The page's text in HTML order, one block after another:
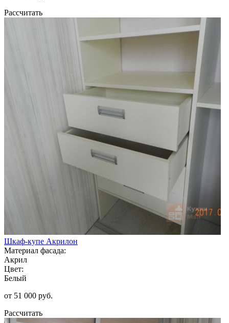
Рассчитать
Шкаф-купе Акрилон
Материал фасада:
Акрил
Цвет:
Белый
от 51 000 руб.
Рассчитать